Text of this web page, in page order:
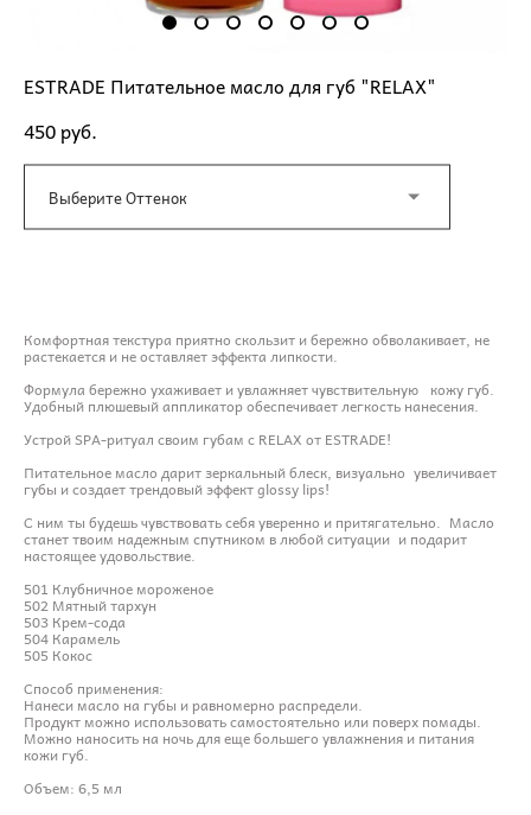
ESTRADE Питательное масло для губ "RELAX"
450 pуб.
Выберите Оттенок
Комфортная текстура приятно скользит и бережно обволакивает, не
растекается и не оставляет эффекта липкости.
Формула бережно ухаживает и увлажняет чувствительную кожу губ.
Удобный плюшевый аппликатор обеспечивает легкость нанесения.
Устрой SPA-ритуал своим губам с RELAX от ESTRADE!
Питательное масло дарит зеркальный блеск, визуально увеличивает
губы и создает трендовый эффект glossy lips!
С ним ты будешь чувствовать себя уверенно и притягательно. Масло
станет твоим надежным спутником в любой ситуации и подарит
настоящее удовольствие.
501 Клубничное мороженое
502 Мятный тархун
503 Крем-сода
504 Карамель
505 Кокос
Способ применения:
Нанеси масло на губы и равномерно распредели.
Продукт можно использовать самостоятельно или поверх помады.
Можно наносить на ночь для еще большего увлажнения и питания
кожи губ.
Объем: 6,5 мл